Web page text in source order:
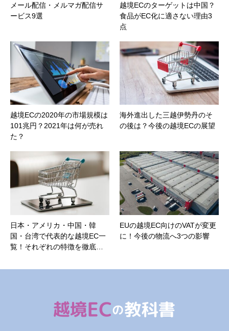
メール配信・メルマガ配信サ
ービス9選
越境ECのターゲットは中国？
食品がEC化に適さない理由3
点
越境ECの2020年の市場規模は
101兆円？2021年は何が売れ
た？
海外進出した三越伊勢丹のそ
の後は？今後の越境ECの展望
日本・アメリカ・中国・韓
国・台湾で代表的な越境EC一
覧！それぞれの特徴を徹底…
EUの越境EC向けのVATが変更
に！今後の物流へ3つの影響